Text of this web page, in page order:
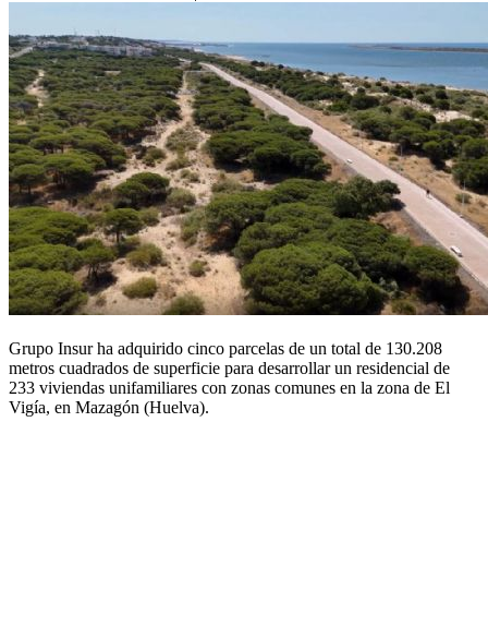
Grupo Insur ha adquirido cinco parcelas de un total de 130.208
metros cuadrados de superficie para desarrollar un residencial de
233 viviendas unifamiliares con zonas comunes en la zona de El
Vigía, en Mazagón (Huelva).